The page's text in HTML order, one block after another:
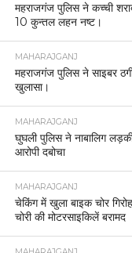
महराजगंज पुलिस ने कच्ची
10 कुन्तल लहन नष्ट।
MAHARAJGANJ
महराजगंज पुलिस ने साइबर
खुलासा।
MAHARAJGANJ
घुघली पुलिस ने नाबालिग
आरोपी दबोचा
MAHARAJGANJ
चेकिंग में खुला बाइक चोर
चोरी की मोटरसाइकिलें बरामद